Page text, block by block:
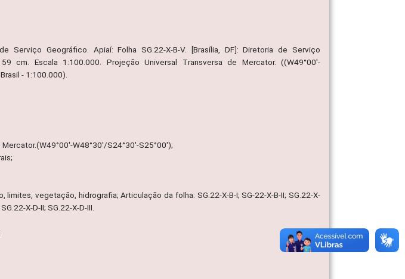
Serviço Geográfico. Apiaí: Folha SG.22-X-B-V. [Brasília, DF]: Diretoria de Serviço
cm. Escala 1:100.000. Projeção Universal Transversa de Mercator. ((W49°00'-
- 1:100.000).
W48°30'/S24°30'-S25°00');
vegetação, hidrografia; Articulação da folha: SG.22-X-B-I; SG-22-X-B-II; SG.22-X-
X-D-II; SG.22-X-D-III.